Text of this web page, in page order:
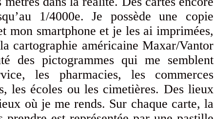
1/4000e. Je possède une copie
mon smartphone et je les ai imprimées,
cartographie américaine Maxar/Vantor
des pictogrammes qui me semblent
les pharmacies, les commerces
les écoles ou les cimetières. Des lieux
où je me rends. Sur chaque carte, la